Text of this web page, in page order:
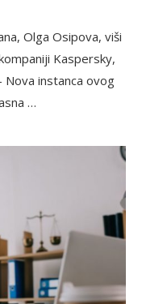
Olga Osipova, viši
Kaspersky,
Nova instanca ovog
…